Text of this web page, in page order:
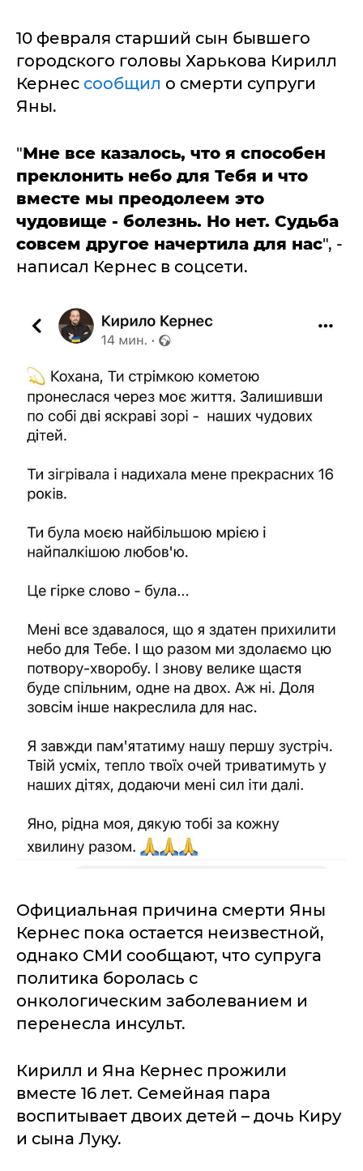
10 февраля старший сын бывшего
городского головы Харькова Кирилл
Кернес сообщил о смерти супруги
Яны.
"Мне все казалось, что я способен
преклонить небо для Тебя и что
вместе мы преодолеем это
чудовище - болезнь. Но нет. Судьба
совсем другое начертила для нас", -
написал Кернес в соцсети.
Официальная причина смерти Яны
Кернес пока остается неизвестной,
однако СМИ сообщают, что супруга
политика боролась с
онкологическим заболеванием и
перенесла инсульт.
Кирилл и Яна Кернес прожили
вместе 16 лет. Семейная пара
воспитывает двоих детей – дочь Киру
и сына Луку.